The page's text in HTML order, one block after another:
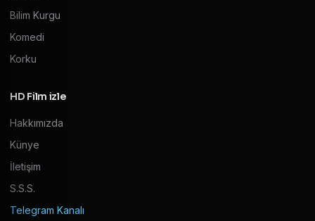
Bilim Kurgu
Komedi
Korku
HD Film izle
Hakkımızda
Künye
İletişim
S.S.S.
Telegram Kanalı